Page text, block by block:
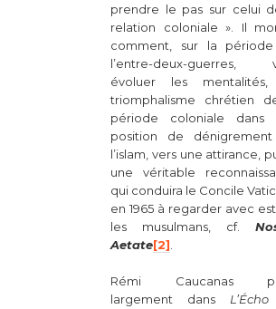
prendre le pas sur celui
relation coloniale ». Il
comment, sur la
l’entre-deux-guerres,
évoluer les
triomphalisme chrétien
période coloniale dans
position de
l’islam, vers une attirance,
une véritable
qui conduira le Concile
en 1965 à regarder avec
les musulmans, cf.
Aetate[2].
Rémi Caucanas
largement dans